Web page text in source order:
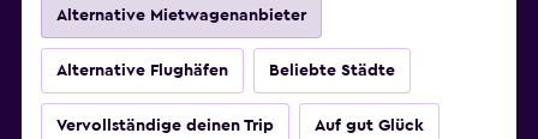
Alternative Mietwagenanbieter
Alternative Flughäfen Beliebte Städte
Vervollständige deinen Trip Auf gut Glück